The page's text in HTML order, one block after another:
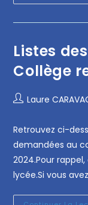
Listes
Collège
Laure
Retrouvez ci-
demandées au
2024.Pour
lycée.Si vous